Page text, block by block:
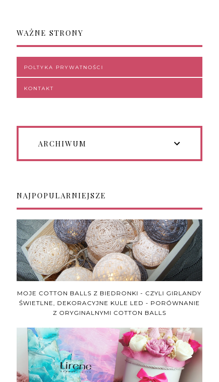
WAŻNE STRONY
POLTYKA PRYWATNOŚCI
KONTAKT
ARCHIWUM
NAJPOPULARNIEJSZE
MOJE COTTON BALLS Z BIEDRONKI - CZYLI GIRLANDY
ŚWIETLNE, DEKORACYJNE KULE LED - PORÓWNANIE
Z ORYGINALNYMI COTTON BALLS